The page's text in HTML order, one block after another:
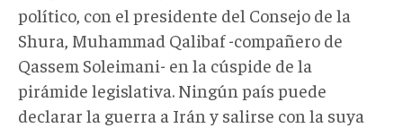
político, con el presidente del Consejo de la
Shura, Muhammad Qalibaf -compañero de
Qassem Soleimani- en la cúspide de la
pirámide legislativa. Ningún país puede
declarar la guerra a Irán y salirse con la suya